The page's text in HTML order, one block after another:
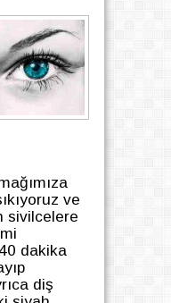
ve
sivilcelere
dakika
diş